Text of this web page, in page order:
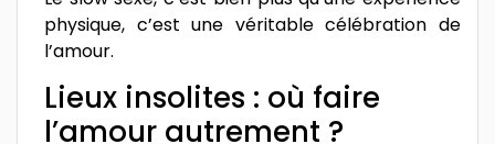
physique, c’est une véritable célébration de
l’amour.
Lieux insolites : où faire
l’amour autrement ?